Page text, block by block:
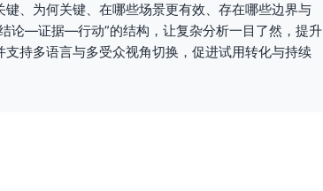
LTV/高敏感度）差异化频控与创意策略。
、为何关键、在哪些场景更有效、存在哪些边界与
论—证据—行动”的结构，让复杂分析一目了然，提升
持多语言与多受众视角切换，促进试用转化与持续